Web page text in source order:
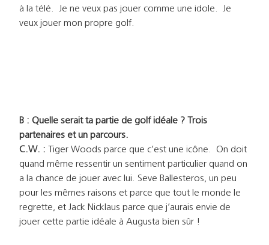
à la télé. Je ne veux pas jouer comme une idole. Je
veux jouer mon propre golf.
B : Quelle serait ta partie de golf idéale ? Trois
partenaires et un parcours.
C.W. : Tiger Woods parce que c’est une icône. On doit
quand même ressentir un sentiment particulier quand on
a la chance de jouer avec lui. Seve Ballesteros, un peu
pour les mêmes raisons et parce que tout le monde le
regrette, et Jack Nicklaus parce que j’aurais envie de
jouer cette partie idéale à Augusta bien sûr !